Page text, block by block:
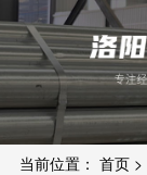
当前位置： 首页>